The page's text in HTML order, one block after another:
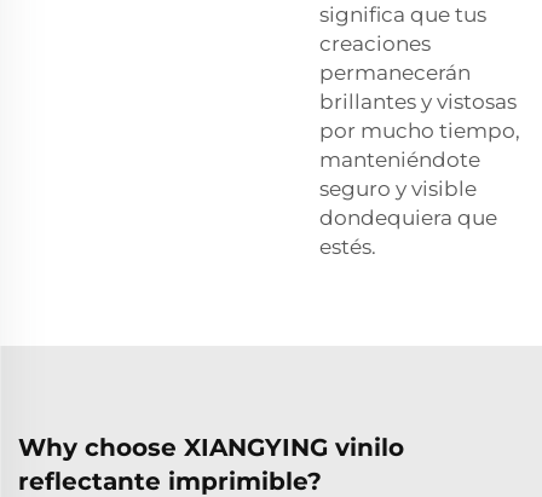
significa que tus
creaciones
permanecerán
brillantes y vistosas
por mucho tiempo,
manteniéndote
seguro y visible
dondequiera que
estés.
Why choose XIANGYING vinilo
reflectante imprimible?